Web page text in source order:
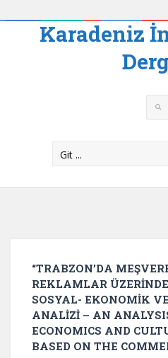
Karadeniz
Git ...
“TRABZON’DA
REKLAMLAR
SOSYAL- EKONOMİK
ANALİZİ – AN
ECONOMICS AND
BASED ON THE